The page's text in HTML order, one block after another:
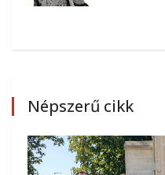
Népszerű cikk